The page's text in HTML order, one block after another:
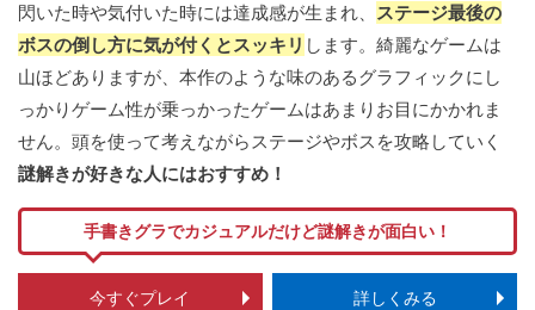
閃いた時や気付いた時には達成感が生まれ、 ステージ最後の
ボスの倒し方に気が付くとスッキリ します。綺麗なゲームは
山ほどありますが、本作のような味のあるグラフィックにし
っかりゲーム性が乗っかったゲームはあまりお目にかかれま
せん。頭を使って考えながらステージやボスを攻略していく
謎解きが好きな人にはおすすめ！
手書きグラでカジュアルだけど謎解きが面白い！
今すぐプレイ 詳しくみる